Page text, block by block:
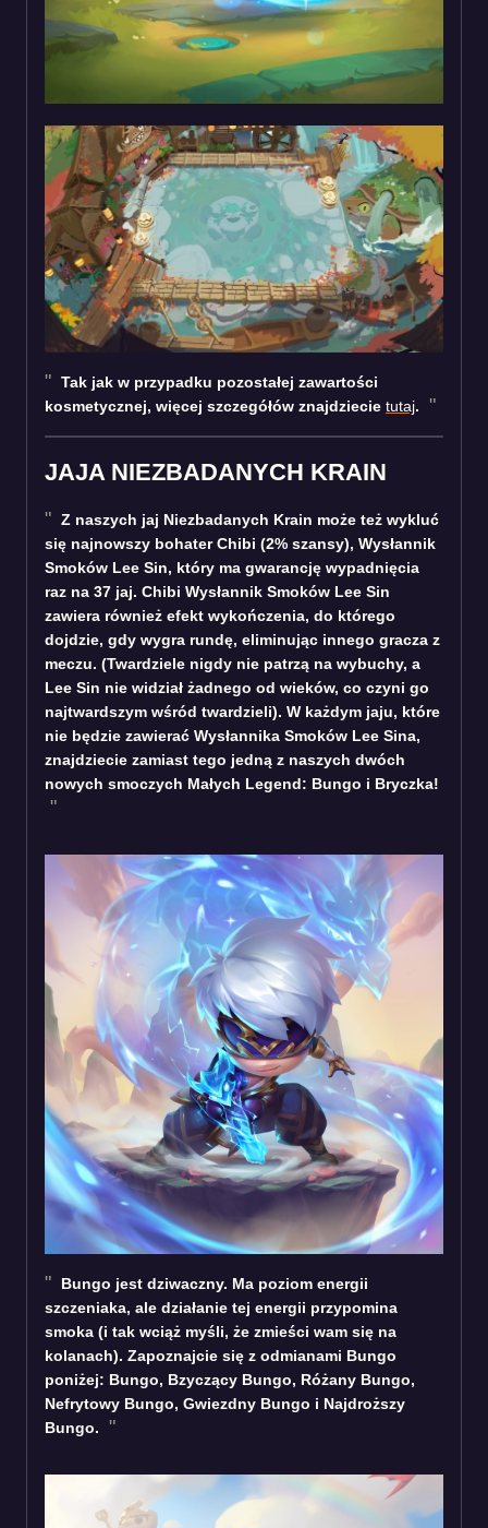
Tak jak w przypadku pozostałej zawartości
kosmetycznej, więcej szczegółów znajdziecie tutaj.
JAJA NIEZBADANYCH KRAIN
Z naszych jaj Niezbadanych Krain może też wykluć
się najnowszy bohater Chibi (2% szansy), Wysłannik
Smoków Lee Sin, który ma gwarancję wypadnięcia
raz na 37 jaj. Chibi Wysłannik Smoków Lee Sin
zawiera również efekt wykończenia, do którego
dojdzie, gdy wygra rundę, eliminując innego gracza z
meczu. (Twardziele nigdy nie patrzą na wybuchy, a
Lee Sin nie widział żadnego od wieków, co czyni go
najtwardszym wśród twardzieli). W każdym jaju, które
nie będzie zawierać Wysłannika Smoków Lee Sina,
znajdziecie zamiast tego jedną z naszych dwóch
nowych smoczych Małych Legend: Bungo i Bryczka!
Bungo jest dziwaczny. Ma poziom energii
szczeniaka, ale działanie tej energii przypomina
smoka (i tak wciąż myśli, że zmieści wam się na
kolanach). Zapoznajcie się z odmianami Bungo
poniżej: Bungo, Bzyczący Bungo, Różany Bungo,
Nefrytowy Bungo, Gwiezdny Bungo i Najdroższy
Bungo.